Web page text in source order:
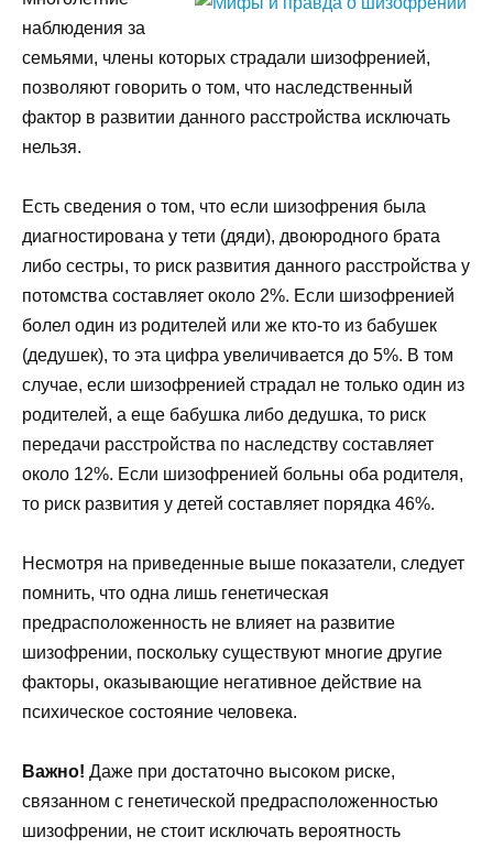
наблюдения за
семьями, члены которых страдали шизофренией,
позволяют говорить о том, что наследственный
фактор в развитии данного расстройства исключать
нельзя.
Есть сведения о том, что если шизофрения была
диагностирована у тети (дяди), двоюродного брата
либо сестры, то риск развития данного расстройства у
потомства составляет около 2%. Если шизофренией
болел один из родителей или же кто-то из бабушек
(дедушек), то эта цифра увеличивается до 5%. В том
случае, если шизофренией страдал не только один из
родителей, а еще бабушка либо дедушка, то риск
передачи расстройства по наследству составляет
около 12%. Если шизофренией больны оба родителя,
то риск развития у детей составляет порядка 46%.
Несмотря на приведенные выше показатели, следует
помнить, что одна лишь генетическая
предрасположенность не влияет на развитие
шизофрении, поскольку существуют многие другие
факторы, оказывающие негативное действие на
психическое состояние человека.
Важно! Даже при достаточно высоком риске,
связанном с генетической предрасположенностью
шизофрении, не стоит исключать вероятность